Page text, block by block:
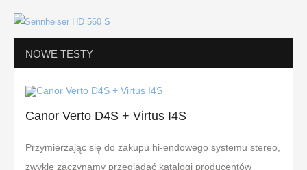
NOWE TESTY
Canor Verto D4S + Virtus I4S
Przymierzając się do zakupu hi-endowego systemu stereo,
zwykle zaczynamy przeglądać katalogi producentów